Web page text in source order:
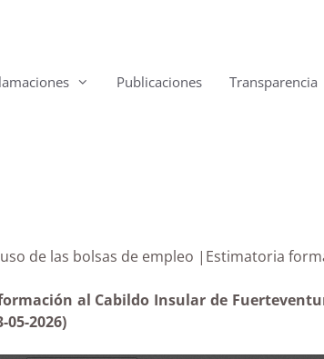
Publicaciones Transparencia
de las bolsas de empleo |Estimatoria
al Cabildo Insular de
2026)